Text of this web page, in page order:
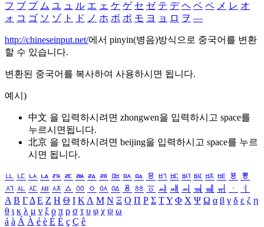
フ ブ プ ム ユ ュ ル エ ェ ケ ゲ セ ゼ テ デ ヘ ベ ペ メ レ オ
ォ コ ゴ ソ ゾ ト ド ノ ホ ボ ポ モ ヨ ョ ロ ヲ ―
http://chineseinput.net/에서 pinyin(병음)방식으로 중국어를 변환
할 수 있습니다.
변환된 중국어를 복사하여 사용하시면 됩니다.
예시)
中文 을 입력하시려면 zhongwen을 입력하시고 space를
누르시면됩니다.
北京 을 입력하시려면 beijing을 입력하시고 space를 누르
시면 됩니다.
ㅥ ㅦ ㅧ ㅨ ㅩ ㅪ ㅫ ㅬ ㅭ ㅮ ㅯ ㅰ ㅱ ㅲ ㅳ ㅴ ㅵ ㅶ ㅷ ㅸ
ㅹ
ㅺ ㅻ ㅼ ㅽ ㅾ ㅿ ㆀ ㆁ ㆂ ㆃ ㆄ ㆅ ㆆ ㆇ ㆈ ㆉ ㆊ ㆋ ㆌ ㆍ
ㆎ
Α Β ΓΔ Ε Ζ Η Θ Ι ΚΛ Μ Ν Ξ Ο Π Ρ Σ ΤΥ Φ Χ Ψ Ω α β γ δ ε ζ η
θ ι κ λ μ ν ξ ο π ρ σ τ υ φ χ ψ ω
á à Á À é è É È ç Ç ê